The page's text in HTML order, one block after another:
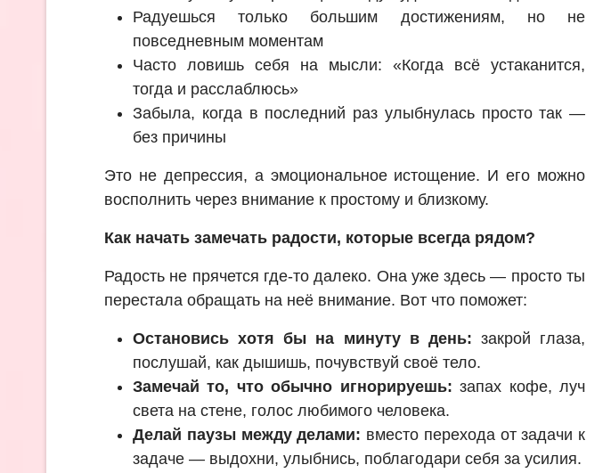
Радуешься только большим достижениям, но не
повседневным моментам
Часто ловишь себя на мысли: «Когда всё устаканится,
тогда и расслаблюсь»
Забыла, когда в последний раз улыбнулась просто так —
без причины
Это не депрессия, а эмоциональное истощение. И его можно
восполнить через внимание к простому и близкому.
Как начать замечать радости, которые всегда рядом?
Радость не прячется где-то далеко. Она уже здесь — просто ты
перестала обращать на неё внимание. Вот что поможет:
Остановись хотя бы на минуту в день: закрой глаза,
послушай, как дышишь, почувствуй своё тело.
Замечай то, что обычно игнорируешь: запах кофе, луч
света на стене, голос любимого человека.
Делай паузы между делами: вместо перехода от задачи к
задаче — выдохни, улыбнись, поблагодари себя за усилия.